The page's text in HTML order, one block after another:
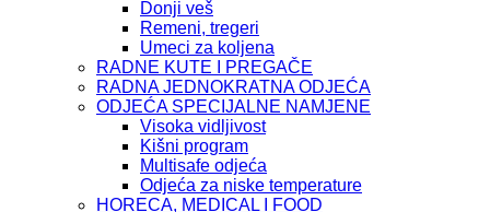
Donji veš
Remeni, tregeri
Umeci za koljena
RADNE KUTE I PREGAČE
RADNA JEDNOKRATNA ODJEĆA
ODJEĆA SPECIJALNE NAMJENE
Visoka vidljivost
Kišni program
Multisafe odjeća
Odjeća za niske temperature
HORECA, MEDICAL I FOOD